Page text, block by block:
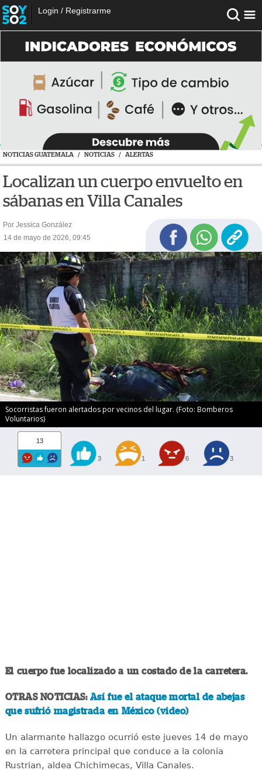
Login / Registrarme
NOTICIAS GUATEMALA / NOTICIAS / ALERTAS
Localizan un cuerpo envuelto en
sábanas en Villa Canales
Por Jessica González
14 de mayo de 2026, 09:45
Socorristas fueron alertados por vecinos del lugar. (Foto: Bomberos
Voluntarios)
13
3 1 6 3
El cuerpo fue localizado a un costado de la carretera.
OTRAS NOTICIAS: Así fue el ataque mortal de abejas
que sufrió magistrada en México (video)
Un alarmante hallazgo ocurrió este jueves 14 de mayo
en la carretera principal que conduce a la colonia
Rustrian, aldea Chichimecas, Villa Canales.